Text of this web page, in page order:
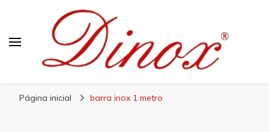
Página inicial barra inox 1 metro